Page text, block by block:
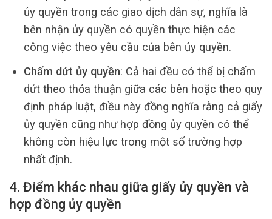
ủy quyền trong các giao dịch dân sự, nghĩa là
bên nhận ủy quyền có quyền thực hiện các
công việc theo yêu cầu của bên ủy quyền.
Chấm dứt ủy quyền: Cả hai đều có thể bị chấm
dứt theo thỏa thuận giữa các bên hoặc theo quy
định pháp luật, điều này đồng nghĩa rằng cả giấy
ủy quyền cũng như hợp đồng ủy quyền có thể
không còn hiệu lực trong một số trường hợp
nhất định.
4. Điểm khác nhau giữa giấy ủy quyền và
hợp đồng ủy quyền